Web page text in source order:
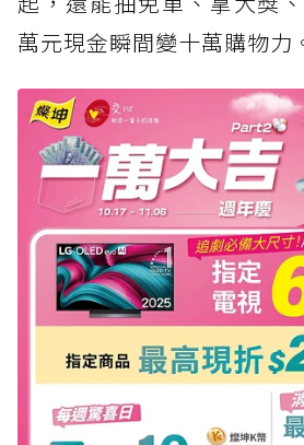
萬元現金瞬間變十萬購物力